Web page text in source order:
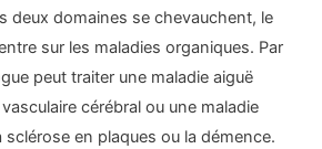
deux domaines se chevauchent, le
sur les maladies organiques. Par
peut traiter une maladie aiguë
cérébral ou une maladie
en plaques ou la démence.